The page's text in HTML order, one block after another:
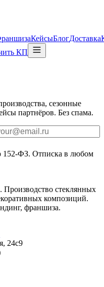
КейсыБлогДоставка
КП
сезонные
партнёров. Без спама.
152-ФЗ. Отписка в любом
. Производство стеклянных
композиций.
франшиза.
24с9